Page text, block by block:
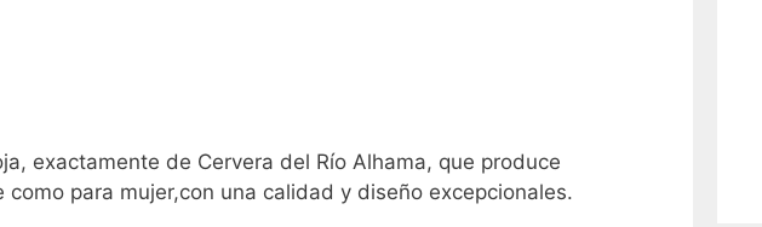
exactamente de Cervera del Río Alhama, que produce
para mujer,con una calidad y diseño excepcionales.